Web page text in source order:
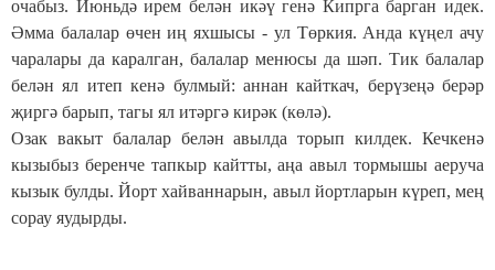
очабыз. Июньдә ирем белән икәү генә Кипрга барган идек.
Əмма балалар өчен иң яхшысы - ул Төркия. Анда күңел ачу
чаралары да каралган, балалар менюсы да шәп. Тик балалар
белән ял итеп кенә булмый: аннан кайткач, берүзеңә берәр
җиргә барып, тагы ял итәргә кирәк (көлә).
Озак вакыт балалар белән авылда торып килдек. Кечкенә
кызыбыз беренче тапкыр кайтты, аңа авыл тормышы аеруча
кызык булды. Йорт хайваннарын, авыл йортларын күреп, мең
сорау яудырды.